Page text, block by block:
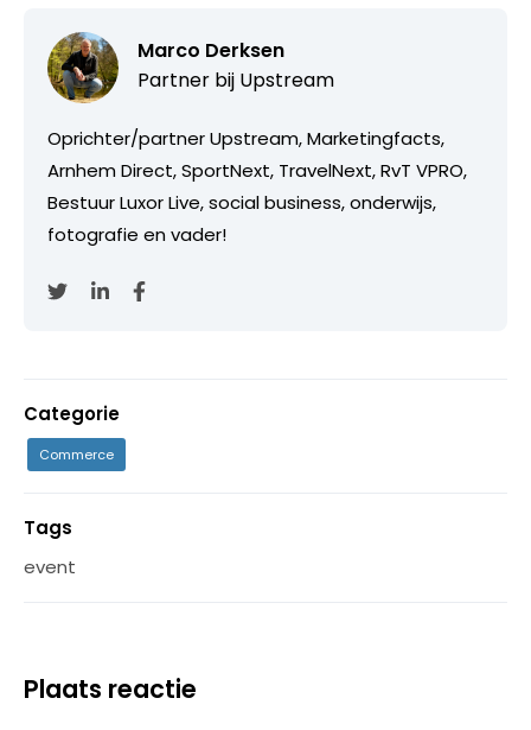
Marco Derksen
Partner bij Upstream
Oprichter/partner Upstream, Marketingfacts,
Arnhem Direct, SportNext, TravelNext, RvT VPRO,
Bestuur Luxor Live, social business, onderwijs,
fotografie en vader!
Categorie
Commerce
Tags
event
Plaats reactie